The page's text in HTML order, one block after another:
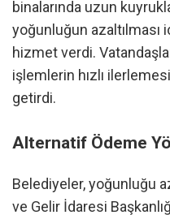
binalarında uzun
yoğunluğun azaltılması
hizmet verdi.
işlemlerin hızlı
getirdi.
Alternatif Ödeme
Belediyeler, yoğunluğu
ve Gelir İdaresi